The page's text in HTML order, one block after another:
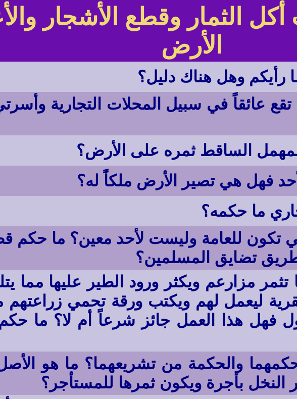
الثمار وقطع الأشجار
الأرض
رأيكم وهل هناك دليل؟
عائقاً في سبيل المحلات التجارية
الساقط ثمره على الأرض؟
فهل هي تصير الأرض ملكاًً له؟
ما حكمه؟
تكون للعامة وليست لأحد معين؟ ما حكم
تضايق المسلمين؟
تثمر مزارعم ويكثر ورود الطير عليها مما
ليعمل لهم ويكتب ورقة تحمي
فهل هذا العمل جائز شرعاً أم لا؟ ما حكم
والحكمة من تشريعهما؟ ما هو
النخل بأجرة ويكون ثمرها للمستأجر؟